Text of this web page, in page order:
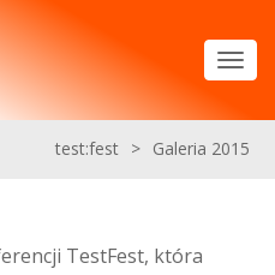
test:fest > Galeria 2015
TestFest, która